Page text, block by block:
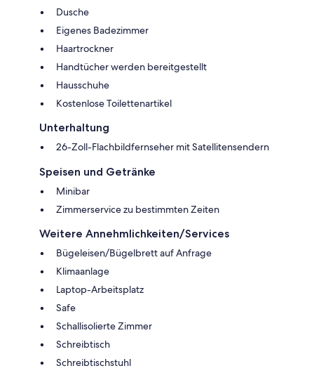
Dusche
Eigenes Badezimmer
Haartrockner
Handtücher werden bereitgestellt
Hausschuhe
Kostenlose Toilettenartikel
Unterhaltung
26-Zoll-Flachbildfernseher mit Satellitensendern
Speisen und Getränke
Minibar
Zimmerservice zu bestimmten Zeiten
Weitere Annehmlichkeiten/Services
Bügeleisen/Bügelbrett auf Anfrage
Klimaanlage
Laptop-Arbeitsplatz
Safe
Schallisolierte Zimmer
Schreibtisch
Schreibtischstuhl